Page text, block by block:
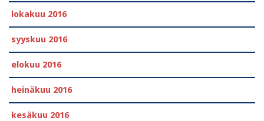
lokakuu 2016
syyskuu 2016
elokuu 2016
heinäkuu 2016
kesäkuu 2016